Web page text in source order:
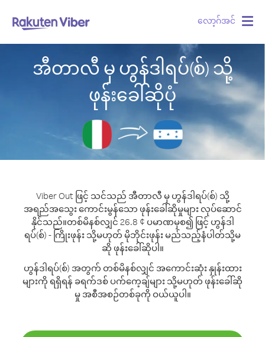
လော့ဂ်အင်
အီတာလီ မှ ဟွန်ဒါရပ်(စ်) သို့
ဖုန်းခေါ်ဆိုပုံ
Viber Out ဖြင့် သင်သည် အီတာလီ မှ ဟွန်ဒါရပ်(စ်) သို့
အရည်အသွေး ကောင်းမွန်သော ဖုန်းခေါ်ဆိုမှုများ လုပ်ဆောင်
နိုင်သည်။တစ်မိနစ်လျှင် 26.8 ¢ ပမာဏမှစ၍ ဖြင့် ဟွန်ဒါ
ရပ်(စ်) - ကြိုးဖုန်း သို့မဟုတ် မိုဘိုင်းဖုန်း မည်သည့်နံပါတ်သို့မ
ဆို ဖုန်းခေါ်ဆိုပါ။
ဟွန်ဒါရပ်(စ်) အတွက် တစ်မိနစ်လျှင် အကောင်းဆုံး နှုန်းထား
များကို ရရှိရန် ခရက်ဒစ် ပက်ကေ့ချ်များ သို့မဟုတ် ဖုန်းခေါ်ဆို
မှု အစီအစဉ်တစ်ခုကို ဝယ်ယူပါ။